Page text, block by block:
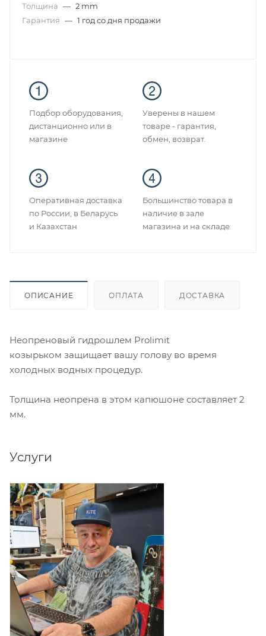
Толщина — 2 mm
Гарантия — 1 год со дня продажи
Подбор оборудования,
дистанционно или в
магазине
Уверены в нашем
товаре - гарантия,
обмен, возврат.
Оперативная доставка
по России, в Беларусь
и Казахстан
Большинство товара в
наличие в зале
магазина и на складе
ОПИСАНИЕ ОПЛАТА ДОСТАВКА
Неопреновый гидрошлем Prolimit
козырьком защищает вашу голову во время
холодных водных процедур.
Толщина неопрена в этом капюшоне составляет 2
мм.
Услуги